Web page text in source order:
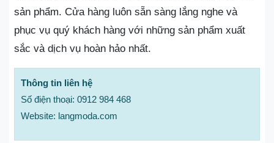
sản phẩm. Cửa hàng luôn sẵn sàng lắng nghe và
phục vụ quý khách hàng với những sản phẩm xuất
sắc và dịch vụ hoàn hảo nhất.
Thông tin liên hệ
Số điện thoại: 0912 984 468
Website: langmoda.com